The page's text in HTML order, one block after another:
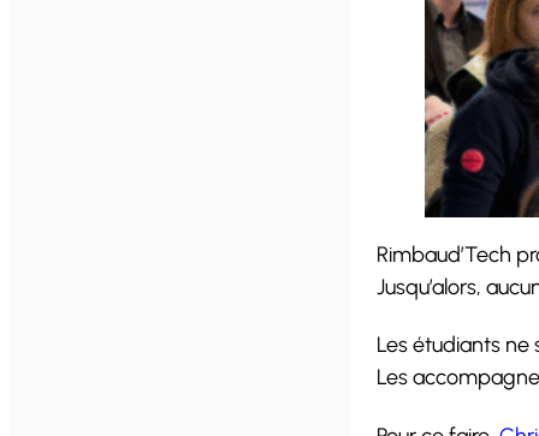
Rimbaud’Tech
Jusqu’alors,
Les étudiants ne
Les